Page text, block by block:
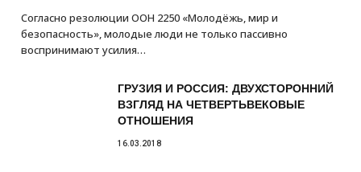
Согласно резолюции ООН 2250 «Молодёжь, мир и
безопасность», молодые люди не только пассивно
воспринимают усилия…
ГРУЗИЯ И РОССИЯ: ДВУХСТОРОННИЙ
ВЗГЛЯД НА ЧЕТВЕРТЬВЕКОВЫЕ
ОТНОШЕНИЯ
16.03.2018